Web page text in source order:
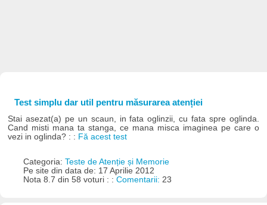
Test simplu dar util pentru măsurarea atenției
Stai asezat(a) pe un scaun, in fata oglinzii, cu fata spre oglinda.
Cand misti mana ta stanga, ce mana misca imaginea pe care o
vezi in oglinda? : : Fă acest test
Categoria: Teste de Atenție și Memorie
Pe site din data de: 17 Aprilie 2012
Nota 8.7 din 58 voturi : : Comentarii: 23